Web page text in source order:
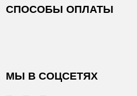
СПОСОБЫ ОПЛАТЫ
МЫ В СОЦСЕТЯХ